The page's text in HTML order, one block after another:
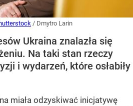
/ Dmytro Larin
Ukraina znalazła się
Na taki stan rzeczy
i wydarzeń, które osłabiły
miała odzyskiwać inicjatywę